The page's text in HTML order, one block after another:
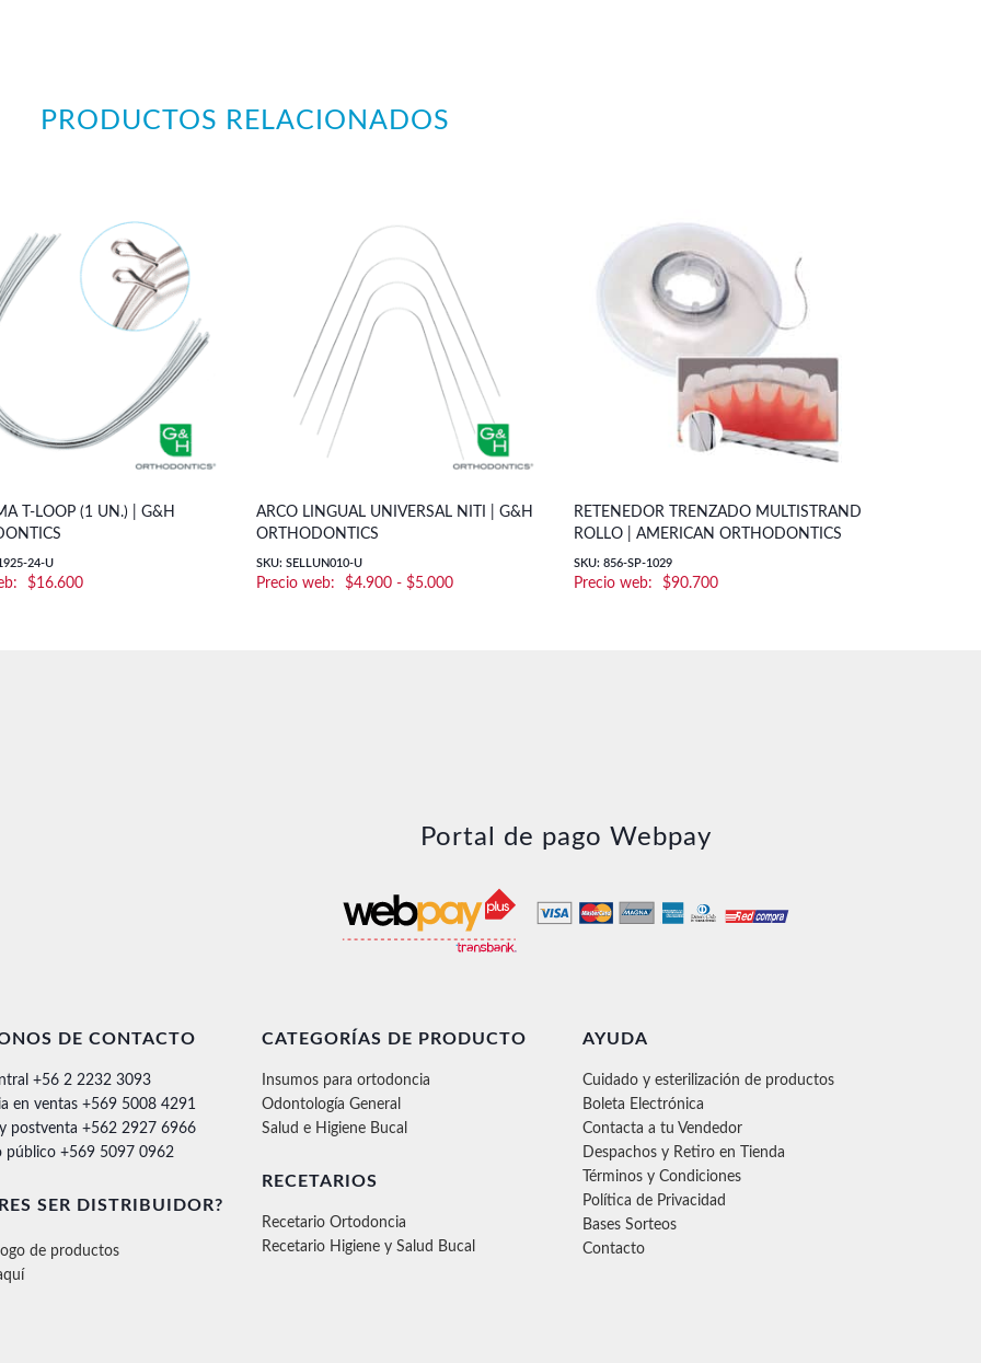
PRODUCTOS RELACIONADOS
T-LOOP (1 UN.) | G&H
24-U
$16.600
ARCO LINGUAL UNIVERSAL NITI | G&H
ORTHODONTICS
SKU: SELLUN010-U
$4.900 - $5.000Rango
RETENEDOR TRENZADO MULTISTRAND
ROLLO | AMERICAN ORTHODONTICS
SKU: 856-SP-1029
$90.700
Portal de pago Webpay
DE CONTACTO
+56 2 2232 3093
en ventas +569 5008 4291
postventa +562 2927 6966
público +569 5097 0962
SER DISTRIBUIDOR?
de productos
CATEGORÍAS DE PRODUCTO
Insumos para ortodoncia
Odontología General
Salud e Higiene Bucal
RECETARIOS
Recetario Ortodoncia
Recetario Higiene y Salud Bucal
AYUDA
Cuidado y esterilización de productos
Boleta Electrónica
Contacta a tu Vendedor
Despachos y Retiro en Tienda
Términos y Condiciones
Política de Privacidad
Bases Sorteos
Contacto